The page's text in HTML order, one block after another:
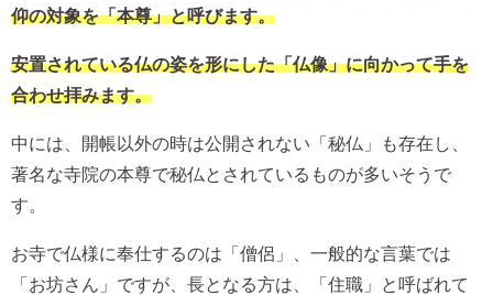
仰の対象を「本尊」と呼びます。
安置されている仏の姿を形にした「仏像」に向かって手を
合わせ拝みます。
中には、開帳以外の時は公開されない「秘仏」も存在し、
著名な寺院の本尊で秘仏とされているものが多いそうで
す。
お寺で仏様に奉仕するのは「僧侶」、一般的な言葉では
「お坊さん」ですが、長となる方は、「住職」と呼ばれて